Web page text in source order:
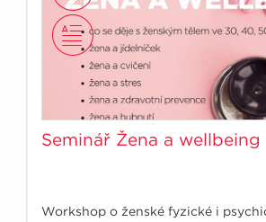
Seminář Žena a wellbeing
Workshop o ženské fyzické i